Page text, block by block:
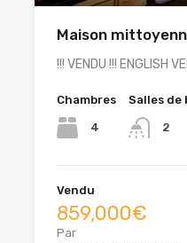
Maison
!!! VENDU !!! ENGLISH
Chambres
4
Salles de
2
Vendu
859,000€
Par